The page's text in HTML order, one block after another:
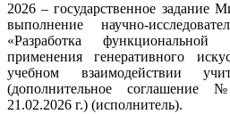
2026 – государственное задание
выполнение научно-
«Разработка функциональной
применения генеративного
учебном взаимодействии
(дополнительное соглашение
21.02.2026 г.) (исполнитель).